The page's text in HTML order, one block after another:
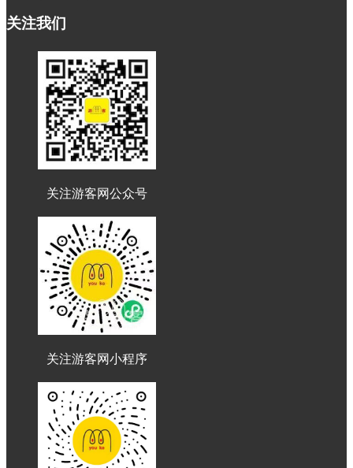
关注我们
关注游客网公众号
关注游客网小程序